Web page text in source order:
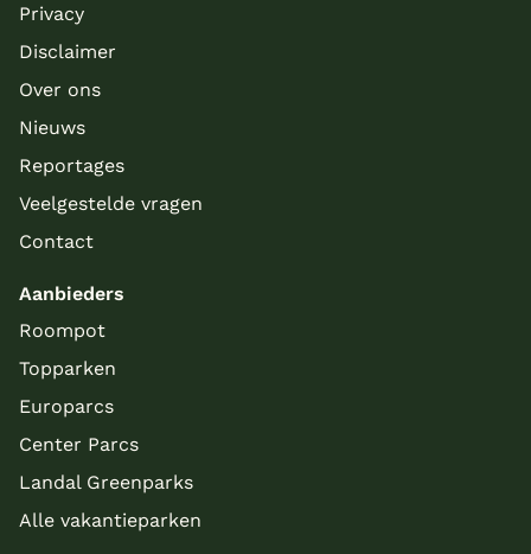
Privacy
Disclaimer
Over ons
Nieuws
Reportages
Veelgestelde vragen
Contact
Aanbieders
Roompot
Topparken
Europarcs
Center Parcs
Landal Greenparks
Alle vakantieparken